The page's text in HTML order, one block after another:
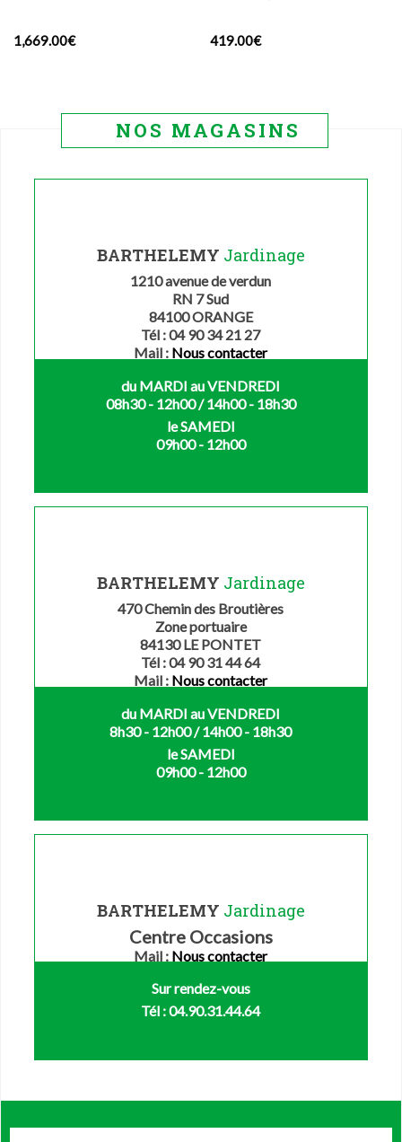
1,669.00€ 419.00€
NOS MAGASINS
BARTHELEMY Jardinage
1210 avenue de verdun
RN 7 Sud
84100 ORANGE
Tél : 04 90 34 21 27
Mail : Nous contacter
du MARDI au VENDREDI
08h30 - 12h00 / 14h00 - 18h30
le SAMEDI
09h00 - 12h00
BARTHELEMY Jardinage
470 Chemin des Broutières
Zone portuaire
84130 LE PONTET
Tél : 04 90 31 44 64
Mail : Nous contacter
du MARDI au VENDREDI
8h30 - 12h00 / 14h00 - 18h30
le SAMEDI
09h00 - 12h00
BARTHELEMY Jardinage
Centre Occasions
Mail : Nous contacter
Sur rendez-vous
Tél : 04.90.31.44.64